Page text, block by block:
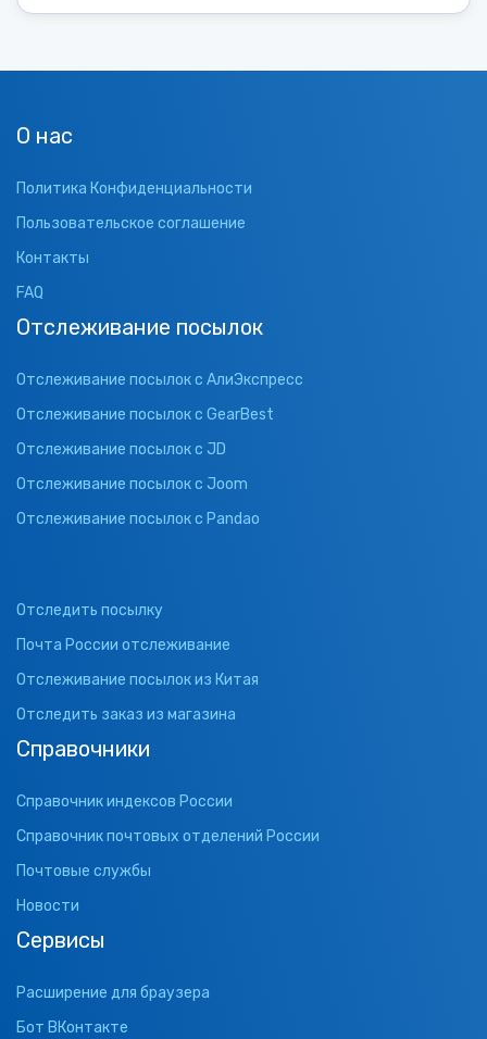
О нас
Политика Конфиденциальности
Пользовательское соглашение
Контакты
FAQ
Отслеживание посылок
Отслеживание посылок с АлиЭкспресс
Отслеживание посылок с GearBest
Отслеживание посылок с JD
Отслеживание посылок с Joom
Отслеживание посылок с Pandao
Отследить посылку
Почта России отслеживание
Отслеживание посылок из Китая
Отследить заказ из магазина
Справочники
Справочник индексов России
Справочник почтовых отделений России
Почтовые службы
Новости
Сервисы
Расширение для браузера
Бот ВКонтакте